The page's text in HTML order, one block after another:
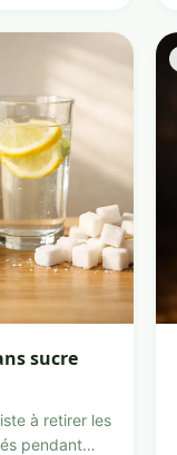
sucre
à retirer les
pendant